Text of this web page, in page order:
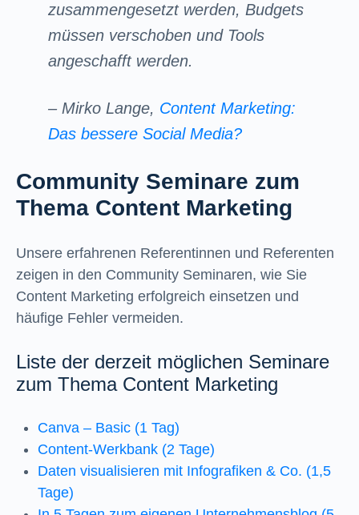
zusammengesetzt werden, Budgets
müssen verschoben und Tools
angeschafft werden.
– Mirko Lange, Content Marketing:
Das bessere Social Media?
Community Seminare zum
Thema Content Marketing
Unsere erfahrenen Referentinnen und Referenten
zeigen in den Community Seminaren, wie Sie
Content Marketing erfolgreich einsetzen und
häufige Fehler vermeiden.
Liste der derzeit möglichen Seminare
zum Thema Content Marketing
Canva – Basic (1 Tag)
Content-Werkbank (2 Tage)
Daten visualisieren mit Infografiken & Co. (1,5
Tage)